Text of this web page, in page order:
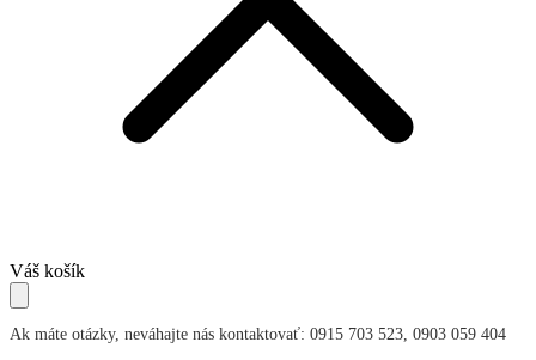
Skip
to
navigation
Skip
to
content
Váš košík
Ak máte otázky, neváhajte nás kontaktovať: 0915 703 523, 0903 059 404